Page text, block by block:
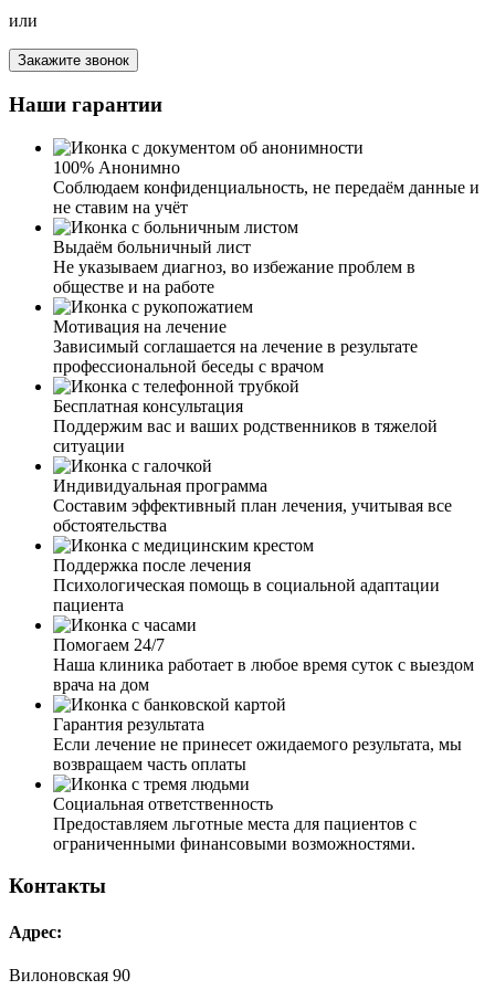
трехдневный запой, чувствую, что сам не выдержал бы.
Спустился к соседу, он как-то говорил, что его
выводили из запоя. Взял ваш номер и позвонил. Очень
приветливая девушка задала мне вопросы про возраст,
про хронические заболевания, аллергии и так далее.
Озвучила сумму за услуги. Приехал врач, осмотрел,
сделал ЭКГ, померил давление, согласовав со мной
препараты, поставил капельницу. Очень доволен
работой и результатом. Быстро, четко и по делу.
Спасибо команде ваших врачей! Вывели меня из запоя.
Состояние было такое, что и водка уже не лезла, и
остановиться не мог. Выпив очередную рюмку, решил
все-таки действовать. Не зря! Врач, который ко мне
приехал, грамотно и быстро провел процедуру,
установил капельницу, дал все необходимые
рекомендации. Хочу выразить огромную благодарность
за вашу внимательность, профессионализм, терпение и
работу, которую вы выполняете.
Мой муж ушёл в запой на несколько недель. Я
обратилась к вам, так как он не хотел выходить из запоя.
Мне дали четкие рекомендации по поведению с ним. И
через пару дней, благодаря вашим рекомендациям, я
смогла настоять и уговорить мужа о выводе из запоя.
Приехал врач, установил капельницу, провел беседу с
мужем. Теперь муж хочет закодировать, это чудо и
только.
День рождение я продолжал отмечать четверо суток. На
или
Закажите звонок
Наши гарантии
100% Анонимно
Соблюдаем конфиденциальность, не передаём данные и
не ставим на учёт
Выдаём больничный лист
Не указываем диагноз, во избежание проблем в
обществе и на работе
Мотивация на лечение
Зависимый соглашается на лечение в результате
профессиональной беседы с врачом
Бесплатная консультация
Поддержим вас и ваших родственников в тяжелой
ситуации
Индивидуальная программа
Составим эффективный план лечения, учитывая все
обстоятельства
Поддержка после лечения
Психологическая помощь в социальной адаптации
пациента
Помогаем 24/7
Наша клиника работает в любое время суток с выездом
врача на дом
Гарантия результата
Если лечение не принесет ожидаемого результата, мы
возвращаем часть оплаты
Социальная ответственность
Предоставляем льготные места для пациентов с
ограниченными финансовыми возможностями.
Контакты
Адрес:
Вилоновская 90